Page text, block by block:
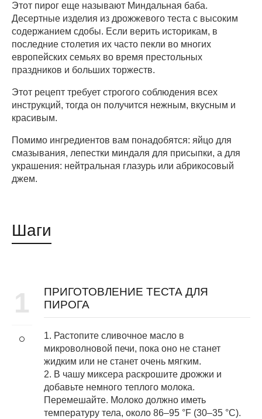
Этот пирог еще называют Миндальная баба.
Десертные изделия из дрожжевого теста с высоким
содержанием сдобы. Если верить историкам, в
последние столетия их часто пекли во многих
европейских семьях во время престольных
праздников и больших торжеств.
Этот рецепт требует строгого соблюдения всех
инструкций, тогда он получится нежным, вкусным и
красивым.
Помимо ингредиентов вам понадобятся: яйцо для
смазывания, лепестки миндаля для присыпки, а для
украшения: нейтральная глазурь или абрикосовый
джем.
Шаги
1
ПРИГОТОВЛЕНИЕ ТЕСТА ДЛЯ
ПИРОГА
1. Растопите сливочное масло в
микроволновой печи, пока оно не станет
жидким или не станет очень мягким.
2. В чашу миксера раскрошите дрожжи и
добавьте немного теплого молока.
Перемешайте. Молоко должно иметь
температуру тела, около 86–95 °F (30–35 °C).